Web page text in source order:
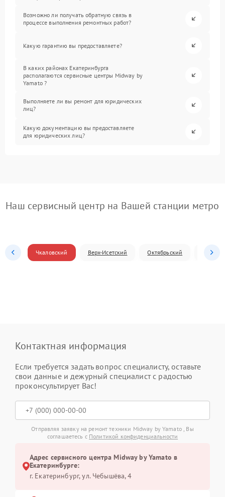
Возможно ли получать обратную связь в
процессе выполнения ремонтных работ?
Какую гарантию вы предоставляете?
В каких районах Екатеринбурга
располагаются сервисные центры Midway by
Yamato ?
Выполняете ли вы ремонт для юридических
лиц?
Какую документацию вы предоставляете
для юридических лиц?
Наш сервисный центр на Вашей станции метро
Чкаловский Верх-Исетский Октябрьский
Контактная информация
Если требуется задать вопрос специалисту, оставьте
свои данные и дежурный специалист с радостью
проконсультирует Вас!
Отправляя заявку на ремонт техники Midway by Yamato , Вы
соглашаетесь с Политикой конфиденциальности
Адрес сервисного центра Midway by Yamato в
Екатеринбурге:
г. Екатеринбург, ул. Чебышёва, 4